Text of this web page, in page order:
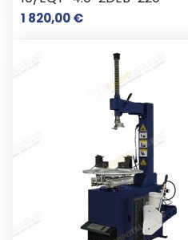
1 820,00 €Preço